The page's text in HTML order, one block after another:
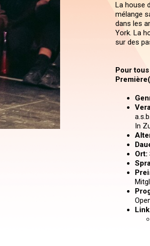
La house
mélange
dans les
York. La
sur des
Pour
In
Ort: